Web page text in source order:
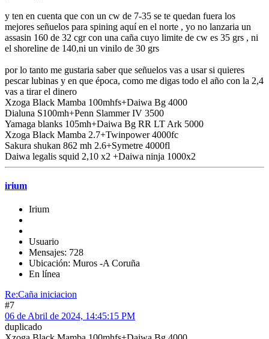
y ten en cuenta que con un cw de 7-35 se te quedan fuera los
mejores señuelos para spining aquí en el norte , yo no lanzaria un
assasin 160 de 32 cgr con una caña cuyo limite de cw es 35 grs , ni
el shoreline de 140,ni un vinilo de 30 grs
por lo tanto me gustaria saber que señuelos vas a usar si quieres
pescar lubinas y en que época, como me digas todo el año con la 2,4
vas a tirar el dinero
Xzoga Black Mamba 100mhfs+Daiwa Bg 4000
Dialuna S100mh+Penn Slammer IV 3500
Yamaga blanks 105mh+Daiwa Bg RR LT Ark 5000
Xzoga Black Mamba 2.7+Twinpower 4000fc
Sakura shukan 862 mh 2.6+Symetre 4000fl
Daiwa legalis squid 2,10 x2 +Daiwa ninja 1000x2
irium
Irium
Usuario
Mensajes: 728
Ubicación: Muros -A Coruña
En línea
Re:Caña iniciacion
#7
06 de Abril de 2024, 14:45:15 PM
duplicado